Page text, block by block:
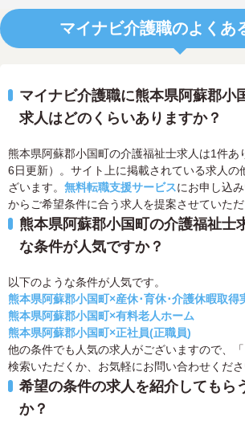
マイナビ介護職のよくあ
マイナビ介護職に熊本県阿蘇郡小
求人はどのくらいありますか？
熊本県阿蘇郡小国町の介護福祉士求人は1件あ
6日更新）。サイト上に掲載されている求人の
ざいます。 無料転職支援サービスにお申し込
からご希望条件に合う求人を提案させていただ
熊本県阿蘇郡小国町の介護福祉士
な条件が人気ですか？
以下のような条件が人気です。
熊本県阿蘇郡小国町×産休･育休･介護休暇取得
熊本県阿蘇郡小国町×有料老人ホーム
熊本県阿蘇郡小国町×正社員(正職員)
他の条件でも人気の求人がございますので、
検索いただくか、お気軽にお問い合わせくださ
希望の条件の求人を紹介してもら
か？